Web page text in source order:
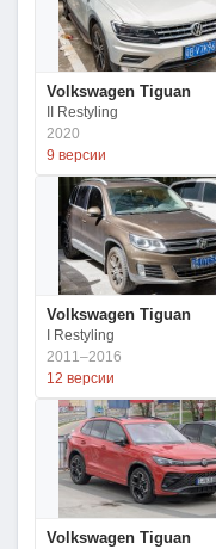
Volkswagen Tiguan
II Restyling
2020
9 версии
Volkswagen Tiguan
I Restyling
2011–2016
12 версии
Volkswagen Tiguan